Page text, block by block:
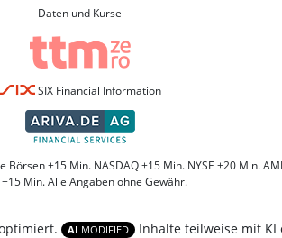
Daten und Kurse
SIX Financial Information
+15 Min. NASDAQ +15 Min. NYSE +20 Min.
+15 Min. Alle Angaben ohne Gewähr.
AI MODIFIED Inhalte teilweise mit KI